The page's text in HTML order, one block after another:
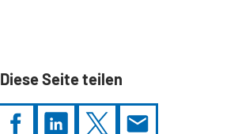
Diese Seite teilen